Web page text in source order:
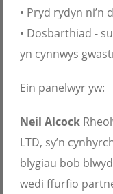
• Pryd rydyn
• Dosbarthiad -
yn cynnwys
Ein panelwyr yw:
Neil Alcock
LTD, sy’n
blygiau bob
wedi ffurfio